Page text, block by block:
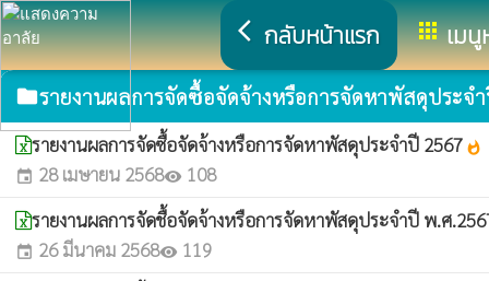
arrow_back_ios กลับหน้าแรก apps เม
folderรายงานผลการจัดซื้อจัดจ้างหรือการจัดหาพัสดุประจ
รายงานผลการจัดซื้อจัดจ้างหรือการจัดหาพัสดุประจำปี 2567 whatshot
event 28 เมษายน 2568visibility 108
รายงานผลการจัดชื้อจัดจ้างหรือการจัดหาพัสดุประจำปี พ.ศ
event 26 มีนาคม 2568visibility 119